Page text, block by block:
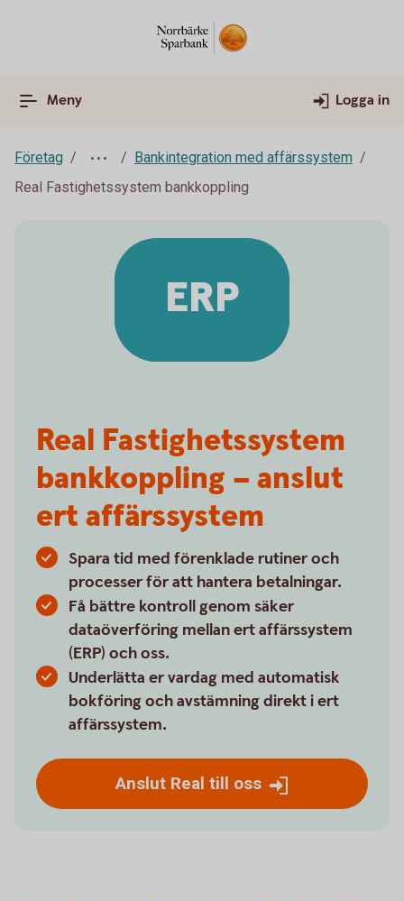
Meny Logga in
Företag
Bankintegration med affärssystem
Real Fastighetssystem bankkoppling
Real Fastighetssystem
bankkoppling – anslut
ert affärssystem
Spara tid med förenklade rutiner och
processer för att hantera betalningar.
Få bättre kontroll genom säker
dataöverföring mellan ert affärssystem
(ERP) och oss.
Underlätta er vardag med automatisk
bokföring och avstämning direkt i ert
affärssystem.
Anslut Real till oss
ERP